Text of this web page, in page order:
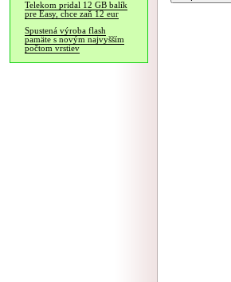
Telekom pridal 12 GB balík
pre Easy, chce zaň 12 eur
Spustená výroba flash
pamäte s novým najvyšším
počtom vrstiev